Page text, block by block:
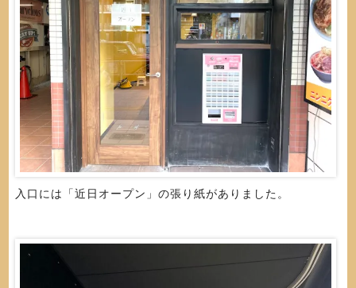
入口には「近日オープン」の張り紙がありました。